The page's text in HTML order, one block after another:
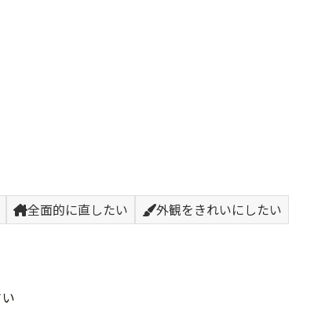
全面的に直したい
外観をきれいにしたい